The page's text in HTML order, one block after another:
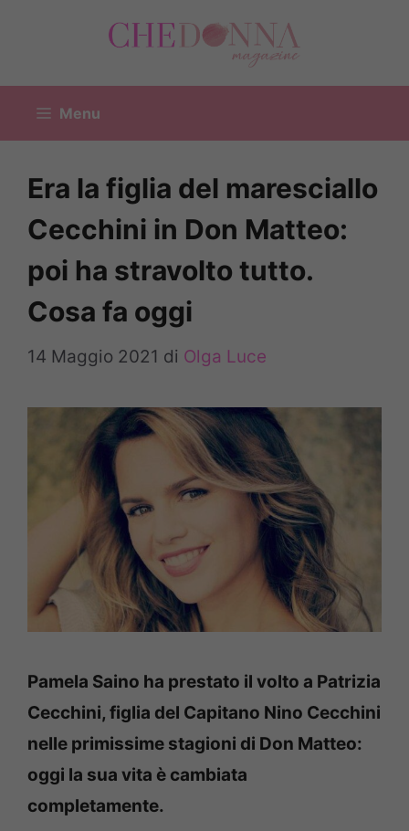
Menu
Era la figlia del maresciallo
Cecchini in Don Matteo:
poi ha stravolto tutto.
Cosa fa oggi
14 Maggio 2021 di Olga Luce
Pamela Saino ha prestato il volto a Patrizia
Cecchini, figlia del Capitano Nino Cecchini
nelle primissime stagioni di Don Matteo:
oggi la sua vita è cambiata
completamente.